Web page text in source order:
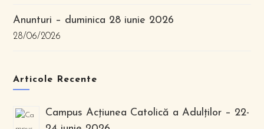
Anunturi – duminica 28 iunie 2026
28/06/2026
Articole Recente
Campus Acțiunea Catolică a Adulților – 22-